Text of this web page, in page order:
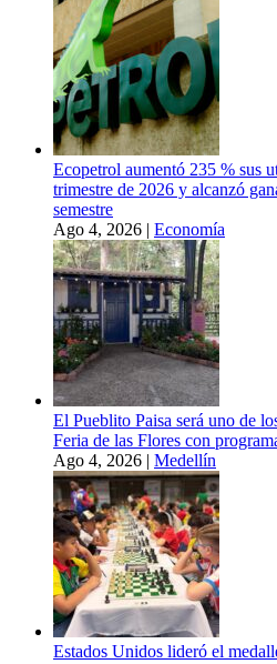
Ecopetrol aumentó 235 % sus
trimestre de 2026 y alcanzó
semestre
Ago 4, 2026 | Economía
El Pueblito Paisa será uno de
Feria de las Flores con
Ago 4, 2026 | Medellín
Estados Unidos lideró el